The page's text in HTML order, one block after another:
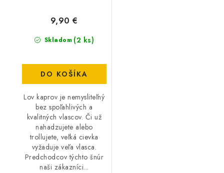
Skladom (2 ks)
9,90 €
DO KOŠÍKA
Lov kaprov je nemysliteľný
bez spoľahlivých a
kvalitných vlascov. Či už
nahadzujete alebo
trollujete, veľká cievka
vyžaduje veľa vlasca.
Predchodcov týchto šnúr
naši zákazníci...